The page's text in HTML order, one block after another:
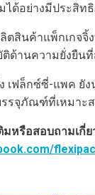
ได้อย่างมีประสิท
ตสินค้าแพ็กเกจ
านความยั่งยืน
เฟล็กซ์ซี่-แพค ยั
รจุภัณฑ์ที่เหมาะ
มหรือสอบถามเ